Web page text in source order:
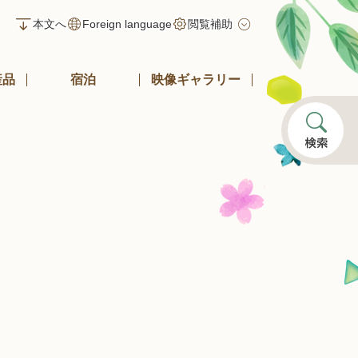
本文へ Foreign language 閲覧補助
品 宿泊 映像ギャラリー